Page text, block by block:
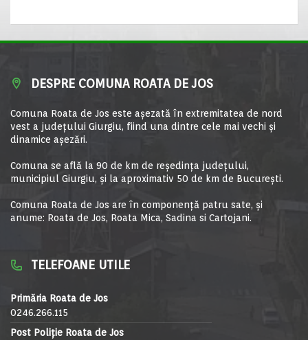
DESPRE COMUNA ROATA DE JOS
Comuna Roata de Jos este aşezată în extremitatea de nord
vest a judeţului Giurgiu, fiind una dintre cele mai vechi şi
dinamice aşezări.
Comuna se află la 90 de km de reşedinţa judeţului,
municipiul Giurgiu, şi la aproximativ 50 de km de Bucureşti.
Comuna Roata de Jos are în componență patru sate, și
anume: Roata de Jos, Roata Mica, Sadina si Cartojani.
TELEFOANE UTILE
Primăria Roata de Jos
0246.266.115
Post Poliție Roata de Jos